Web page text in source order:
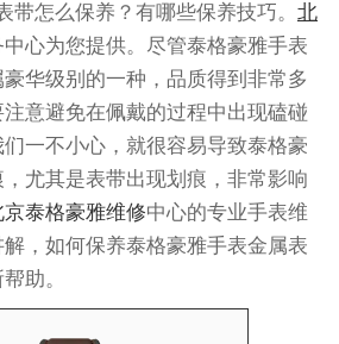
带怎么保养？有哪些保养技巧。 北
中心为您提供。尽管泰格豪雅手表
华级别的一种，品质得到非常多
意避免在佩戴的过程中出现磕碰
一不小心，就很容易导致泰格豪
尤其是表带出现划痕，非常影响
京泰格豪雅维修中心的专业手表维
，如何保养泰格豪雅手表金属表
助。